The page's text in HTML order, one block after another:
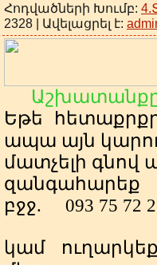
Հոդվածների Խումբ:
2328 | Ավելացրել է:
Եթե հ
ապա այն
մատչելի
զանգահարեք
բջջ.
093 75 72
կամ